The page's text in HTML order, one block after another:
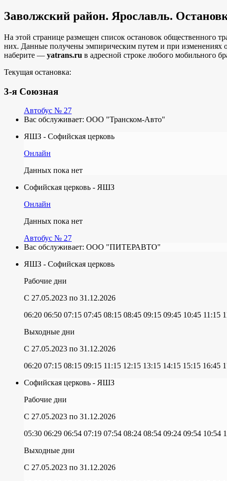
Заволжский район. Ярославль.
На этой странице размещен список остановок общественного
них. Данные получены эмпирическим путем и при изменениях
наберите — yatrans.ru в адресной строке любого мобильного
Текущая остановка:
3-я Союзная
Автобус № 27
Вас обслуживает: ООО "Транском-Авто"
ЯШЗ - Софийская церковь
Онлайн
Данных пока нет
Софийская церковь - ЯШЗ
Онлайн
Данных пока нет
Автобус № 27
Вас обслуживает: ООО "ПИТЕРАВТО"
ЯШЗ - Софийская церковь
Рабочие дни
C 27.05.2023 по 31.12.2026
06:20 06:50 07:15 07:45 08:15 08:45 09:15 09:45 10:45 11:15
Выходные дни
C 27.05.2023 по 31.12.2026
06:20 07:15 08:15 09:15 11:15 12:15 13:15 14:15 15:15 16:45
Софийская церковь - ЯШЗ
Рабочие дни
C 27.05.2023 по 31.12.2026
05:30 06:29 06:54 07:19 07:54 08:24 08:54 09:24 09:54 10:54
Выходные дни
C 27.05.2023 по 31.12.2026